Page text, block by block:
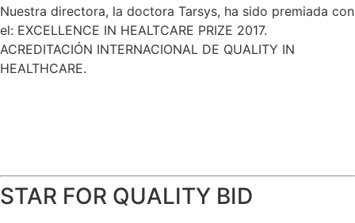
Nuestra directora, la doctora Tarsys, ha sido premiada con
el: EXCELLENCE IN HEALTCARE PRIZE 2017.
ACREDITACIÓN INTERNACIONAL DE QUALITY IN
HEALTHCARE.
STAR FOR QUALITY BID